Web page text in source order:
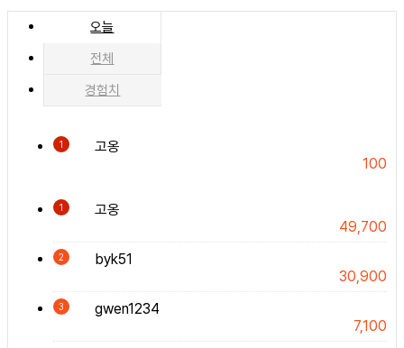
오늘
전체
경험치
1
고옹
100
1
고옹
49,700
2
byk51
30,900
3
gwen1234
7,100